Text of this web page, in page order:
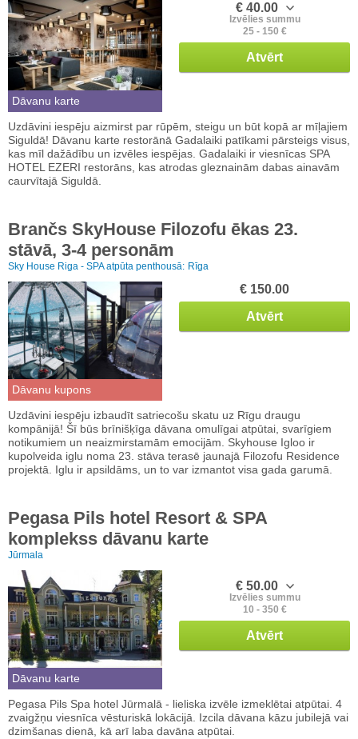
Dāvanu karte
€ 40.00
Izvēlies summu
25 - 150 €
Atvērt
Uzdāvini iespēju aizmirst par rūpēm, steigu un būt kopā ar mīļajiem
Siguldā! Dāvanu karte restorānā Gadalaiki patīkami pārsteigs visus,
kas mīl dažādību un izvēles iespējas. Gadalaiki ir viesnīcas SPA
HOTEL EZERI restorāns, kas atrodas gleznainām dabas ainavām
caurvītajā Siguldā.
Brančs SkyHouse Filozofu ēkas 23.
stāvā, 3-4 personām
Sky House Riga - SPA atpūta penthousā: Rīga
Dāvanu kupons
€ 150.00
Atvērt
Uzdāvini iespēju izbaudīt satriecošu skatu uz Rīgu draugu
kompānijā! Šī būs brīnišķīga dāvana omulīgai atpūtai, svarīgiem
notikumiem un neaizmirstamām emocijām. Skyhouse Igloo ir
kupolveida iglu noma 23. stāva terasē jaunajā Filozofu Residence
projektā. Iglu ir apsildāms, un to var izmantot visa gada garumā.
Pegasa Pils hotel Resort & SPA
komplekss dāvanu karte
Jūrmala
Dāvanu karte
€ 50.00
Izvēlies summu
10 - 350 €
Atvērt
Pegasa Pils Spa hotel Jūrmalā - lieliska izvēle izmeklētai atpūtai. 4
zvaigžņu viesnīca vēsturiskā lokācijā. Izcila dāvana kāzu jubilejā vai
dzimšanas dienā, kā arī laba davāna atpūtai.